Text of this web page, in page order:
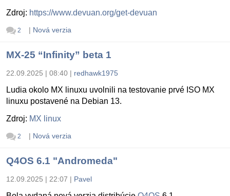
Zdroj: https://www.devuan.org/get-devuan
2 | Nová verzia
MX-25 “Infinity” beta 1
22.09.2025 | 08:40 | redhawk1975
Ludia okolo MX linuxu uvolnili na testovanie prvé ISO MX
linuxu postavené na Debian 13.
Zdroj: MX linux
2 | Nová verzia
Q4OS 6.1 "Andromeda"
12.09.2025 | 22:07 | Pavel